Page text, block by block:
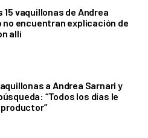
15 vaquillonas de Andrea
no encuentran explicación de
allí
a Andrea Sarnari y
“Todos los días le